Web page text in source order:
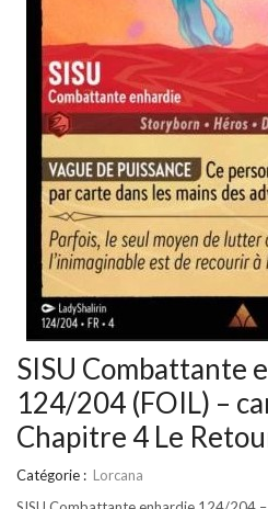
SISU Combattante
124/204 (FOIL) –
Chapitre 4 Le
Catégorie : Lorcana